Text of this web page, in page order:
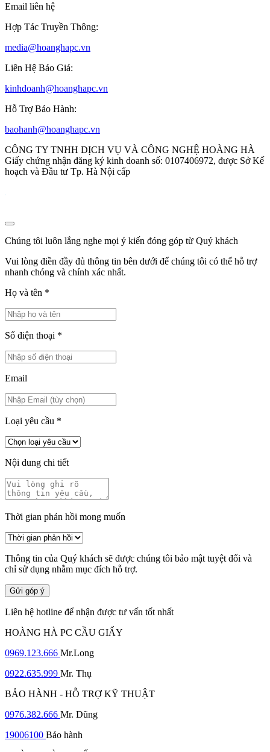
Email liên hệ
Hợp Tác Truyền Thông:
media@hoanghapc.vn
Liên Hệ Báo Giá:
kinhdoanh@hoanghapc.vn
Hỗ Trợ Bảo Hành:
baohanh@hoanghapc.vn
CÔNG TY TNHH DỊCH VỤ VÀ CÔNG NGHỆ HOÀNG HÀ
Giấy chứng nhận đăng ký kinh doanh số: 0107406972, được Sở Kế
hoạch và Đầu tư Tp. Hà Nội cấp
Chúng tôi luôn lắng nghe mọi ý kiến đóng góp từ Quý khách
Vui lòng điền đầy đủ thông tin bên dưới để chúng tôi có thể hỗ trợ
nhanh chóng và chính xác nhất.
Họ và tên *
Số điện thoại *
Email
Loại yêu cầu *
Nội dung chi tiết
Thời gian phản hồi mong muốn
Thông tin của Quý khách sẽ được chúng tôi bảo mật tuyệt đối và
chỉ sử dụng nhằm mục đích hỗ trợ.
Gửi góp ý
Liên hệ hotline để nhận được tư vấn tốt nhất
HOÀNG HÀ PC CẦU GIẤY
0969.123.666 Mr.Long
0922.635.999 Mr. Thụ
BẢO HÀNH - HỖ TRỢ KỸ THUẬT
0976.382.666 Mr. Dũng
19006100 Bảo hành